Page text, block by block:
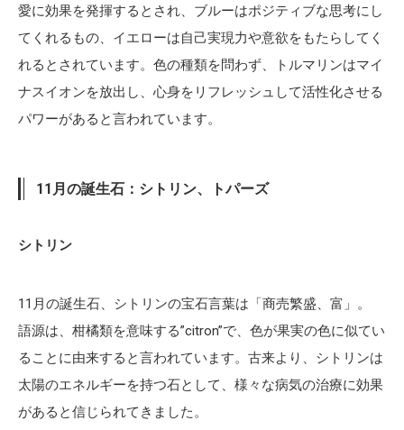
愛に効果を発揮するとされ、ブルーはポジティブな思考にし
てくれるもの、イエローは自己実現力や意欲をもたらしてく
れるとされています。色の種類を問わず、トルマリンはマイ
ナスイオンを放出し、心身をリフレッシュして活性化させる
パワーがあると言われています。
11月の誕生石：シトリン、トパーズ
シトリン
11月の誕生石、シトリンの宝石言葉は「商売繁盛、富」。
語源は、柑橘類を意味する”citron”で、色が果実の色に似てい
ることに由来すると言われています。古来より、シトリンは
太陽のエネルギーを持つ石として、様々な病気の治療に効果
があると信じられてきました。